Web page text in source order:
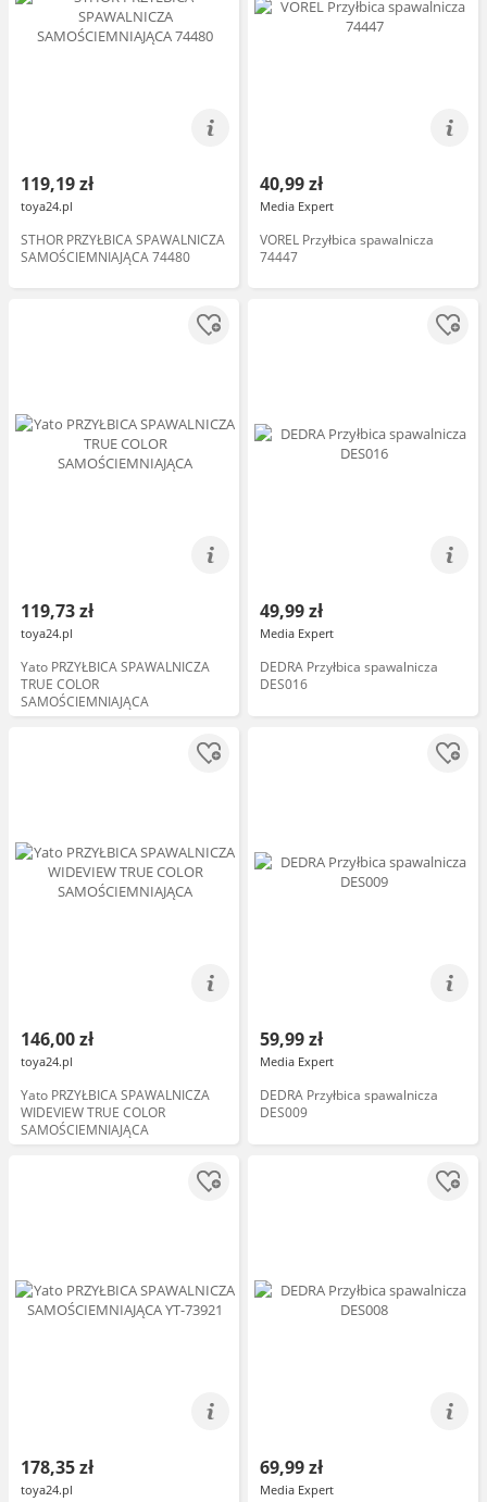
119,19 zł
toya24.pl
STHOR PRZYŁBICA SPAWALNICZA
SAMOŚCIEMNIAJĄCA 74480
40,99 zł
Media Expert
VOREL Przyłbica spawalnicza
74447
119,73 zł
toya24.pl
Yato PRZYŁBICA SPAWALNICZA
TRUE COLOR
SAMOŚCIEMNIAJĄCA
49,99 zł
Media Expert
DEDRA Przyłbica spawalnicza
DES016
146,00 zł
toya24.pl
Yato PRZYŁBICA SPAWALNICZA
WIDEVIEW TRUE COLOR
SAMOŚCIEMNIAJĄCA
59,99 zł
Media Expert
DEDRA Przyłbica spawalnicza
DES009
178,35 zł
toya24.pl
69,99 zł
Media Expert